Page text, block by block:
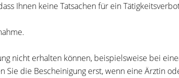
Ihnen keine Tatsachen für ein
nicht erhalten können, beispielsweise bei
die Bescheinigung erst, wenn eine Ärztin